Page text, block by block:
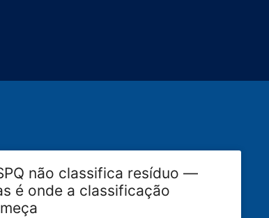
não classifica resíduo —
é onde a classificação